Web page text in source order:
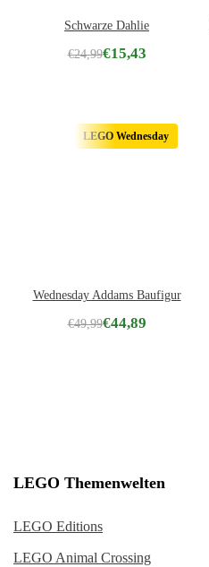
Schwarze Dahlie
€24,99€15,43
LEGO Wednesday
Wednesday Addams Baufigur
€49,99€44,89
LEGO Themenwelten
LEGO Editions
LEGO Animal Crossing